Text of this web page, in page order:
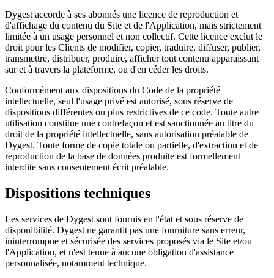
Dygest accorde à ses abonnés une licence de reproduction et
d'affichage du contenu du Site et de l'Application, mais strictement
limitée à un usage personnel et non collectif. Cette licence exclut le
droit pour les Clients de modifier, copier, traduire, diffuser, publier,
transmettre, distribuer, produire, afficher tout contenu apparaissant
sur et à travers la plateforme, ou d'en céder les droits.
Conformément aux dispositions du Code de la propriété
intellectuelle, seul l'usage privé est autorisé, sous réserve de
dispositions différentes ou plus restrictives de ce code. Toute autre
utilisation constitue une contrefaçon et est sanctionnée au titre du
droit de la propriété intellectuelle, sans autorisation préalable de
Dygest. Toute forme de copie totale ou partielle, d'extraction et de
reproduction de la base de données produite est formellement
interdite sans consentement écrit préalable.
Dispositions techniques
Les services de Dygest sont fournis en l'état et sous réserve de
disponibilité. Dygest ne garantit pas une fourniture sans erreur,
ininterrompue et sécurisée des services proposés via le Site et/ou
l'Application, et n'est tenue à aucune obligation d'assistance
personnalisée, notamment technique.